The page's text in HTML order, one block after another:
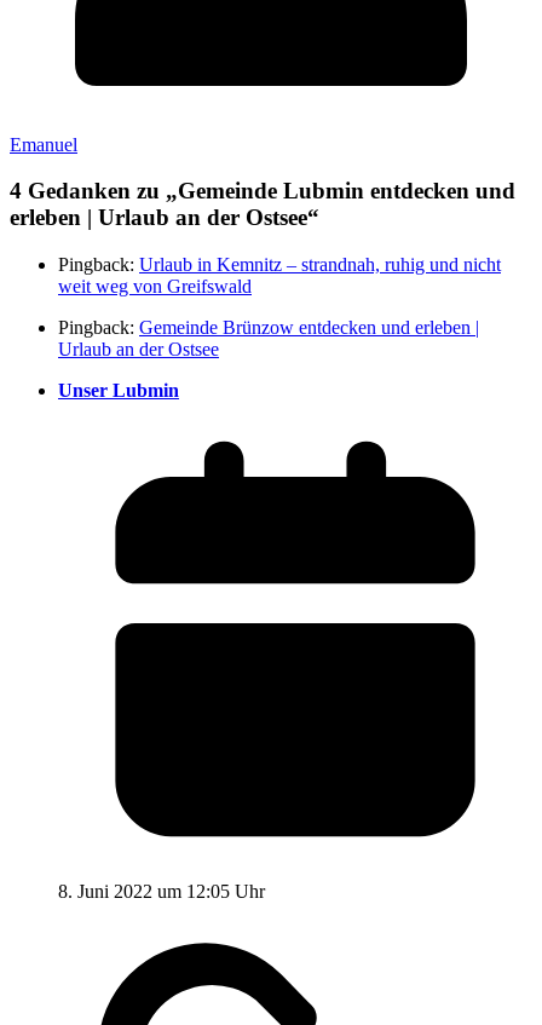
Emanuel
4 Gedanken zu „Gemeinde Lubmin entdecken und
erleben | Urlaub an der Ostsee“
Pingback: Urlaub in Kemnitz – strandnah, ruhig und nicht
weit weg von Greifswald
Pingback: Gemeinde Brünzow entdecken und erleben |
Urlaub an der Ostsee
Unser Lubmin
8. Juni 2022 um 12:05 Uhr